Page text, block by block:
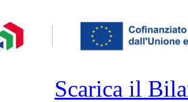
Scarica il